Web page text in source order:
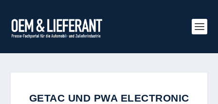
GETAC UND PWA ELECTRONIC